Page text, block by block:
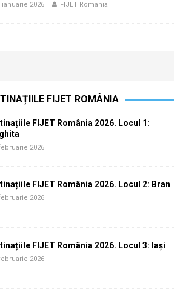
ianuarie 2026 FIJET Romania
FIJET ROMÂNIA
FIJET România 2026. Locul 1:
2026
FIJET România 2026. Locul 2: Bran
2026
FIJET România 2026. Locul 3: Iași
2026